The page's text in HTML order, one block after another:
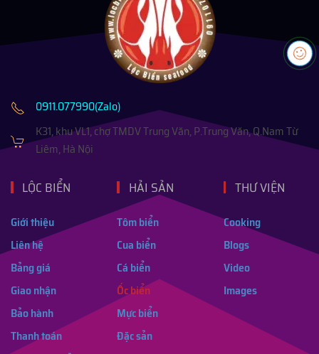
0911.077990(Zalo)
K31, khu VL1, chợ TMDV Trung Văn, P.Trung Văn, Q.Nam Từ
Liêm, Hà Nội
LỘC BIỂN
Giới thiệu
Liên hệ
Bảng giá
Giao nhận
Bảo hành
Thanh toán
HẢI SẢN
Tôm biển
Cua biển
Cá biển
Ốc biển
Mực biển
Đặc sản
THƯ VIỆN
Cooking
Blogs
Video
Images